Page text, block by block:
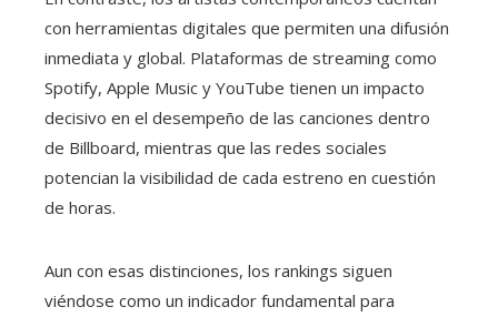
con herramientas digitales que permiten una difusión
inmediata y global. Plataformas de streaming como
Spotify, Apple Music y YouTube tienen un impacto
decisivo en el desempeño de las canciones dentro
de Billboard, mientras que las redes sociales
potencian la visibilidad de cada estreno en cuestión
de horas.
Aun con esas distinciones, los rankings siguen
viéndose como un indicador fundamental para